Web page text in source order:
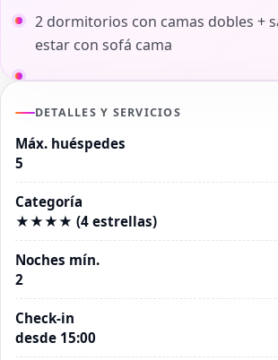
2 dormitorios con camas dobles +
estar con sofá cama
DETALLES Y SERVICIOS
Máx. huéspedes
5
Categoría
★★★★ (4 estrellas)
Noches mín.
2
Check-in
desde 15:00